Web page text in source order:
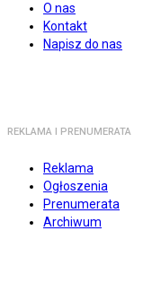
O nas
Kontakt
Napisz do nas
REKLAMA I PRENUMERATA
Reklama
Ogłoszenia
Prenumerata
Archiwum